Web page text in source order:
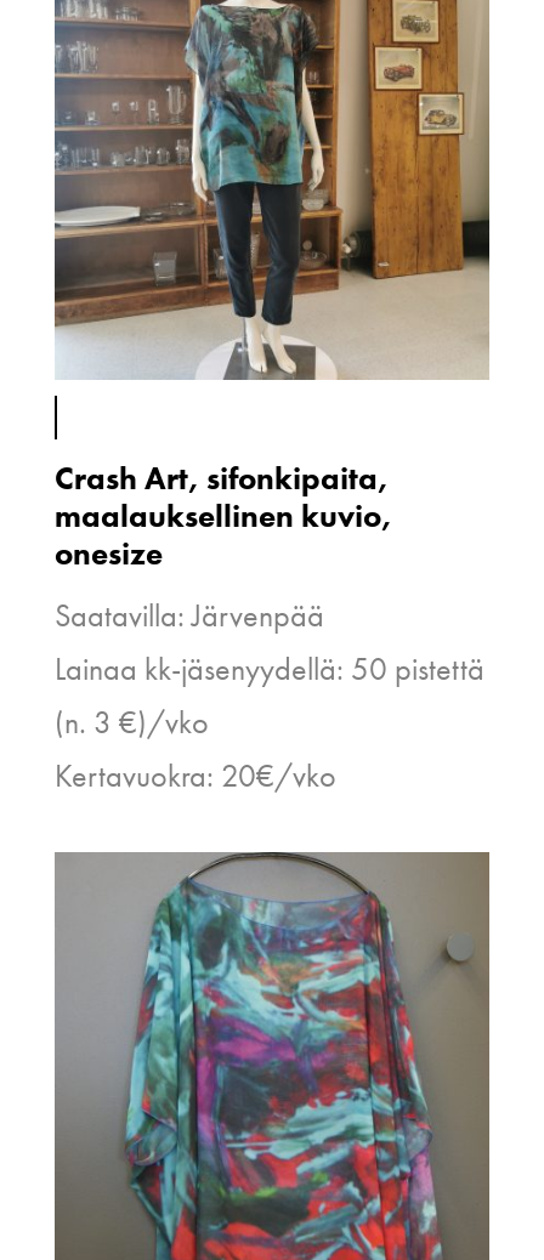
Crash Art, sifonkipaita,
maalauksellinen kuvio,
onesize
Saatavilla: Järvenpää
Lainaa kk-jäsenyydellä: 50 pistettä
(n. 3 €)/vko
Kertavuokra: 20€/vko